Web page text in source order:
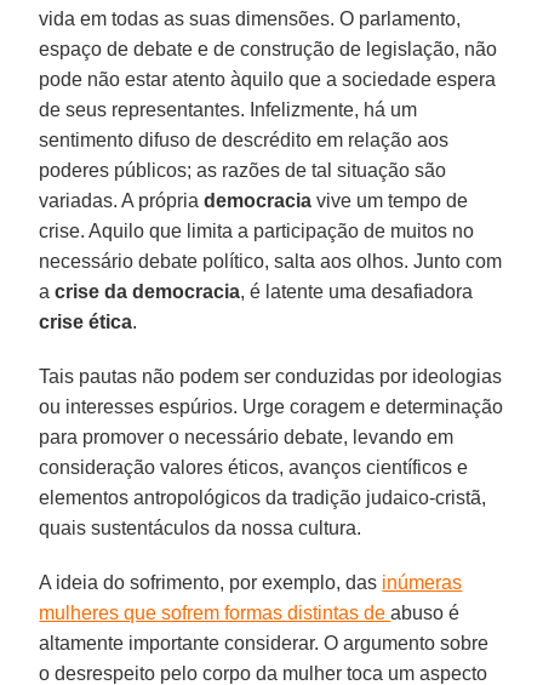
vida em todas as suas dimensões. O parlamento,
espaço de debate e de construção de legislação, não
pode não estar atento àquilo que a sociedade espera
de seus representantes. Infelizmente, há um
sentimento difuso de descrédito em relação aos
poderes públicos; as razões de tal situação são
variadas. A própriademocracia vive um tempo de
crise. Aquilo que limita a participação de muitos no
necessário debate político, salta aos olhos. Junto com
acrise da democracia, é latente uma desafiadora
crise ética.
Tais pautas não podem ser conduzidas por ideologias
ou interesses espúrios. Urge coragem e determinação
para promover o necessário debate, levando em
consideração valores éticos, avanços científicos e
elementos antropológicos da tradição judaico-cristã,
quais sustentáculos da nossa cultura.
A ideia do sofrimento, por exemplo, das inúmeras
mulheres que sofrem formas distintas deabuso é
altamente importante considerar. O argumento sobre
o desrespeito pelo corpo da mulher toca um aspecto